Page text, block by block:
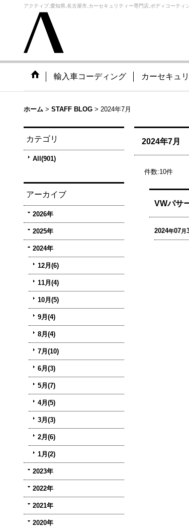
アクティブ,愛知県,名古屋市,カーセキュリティー専門店,ボディコーテ
輸入車コーディング カーセキュ
ホーム > STAFF BLOG > 2024年7月
カテゴリ
All(901)
アーカイブ
2026年
2025年
2024年
12月(6)
11月(4)
10月(5)
9月(4)
8月(4)
7月(10)
6月(3)
5月(7)
4月(5)
3月(3)
2月(6)
1月(2)
2023年
2022年
2021年
2020年
2024年7月
件数:10件
VWパサ
2024年07月